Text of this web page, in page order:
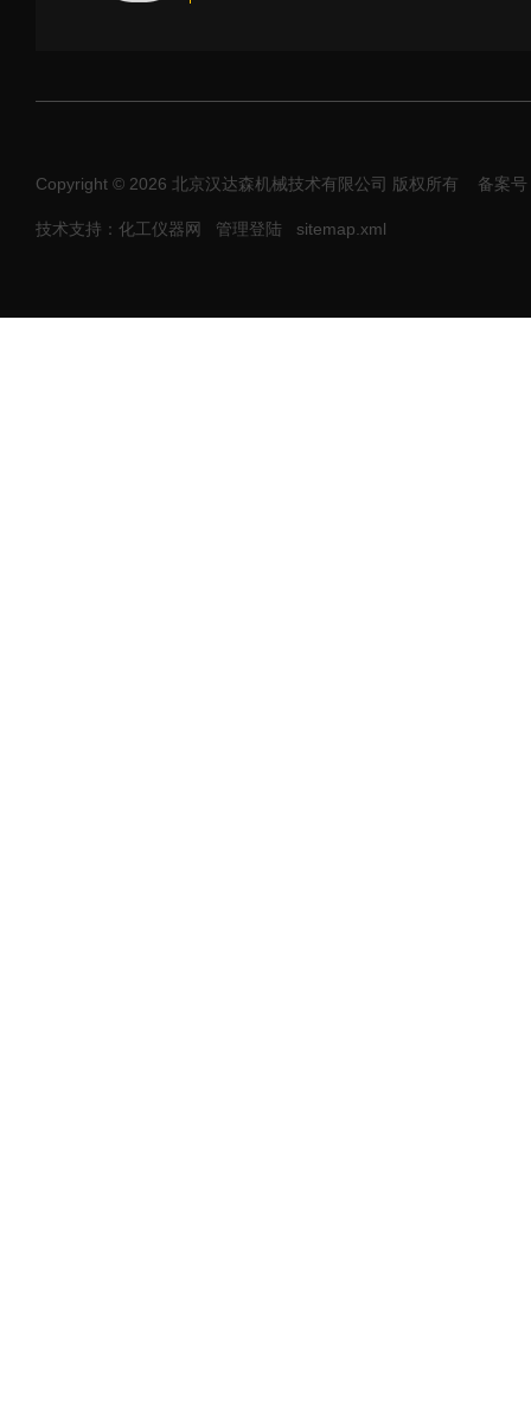
Copyright © 2026 北京汉达森机械技术有限公司 版权所有 备案
技术支持：化工仪器网 管理登陆 sitemap.xml